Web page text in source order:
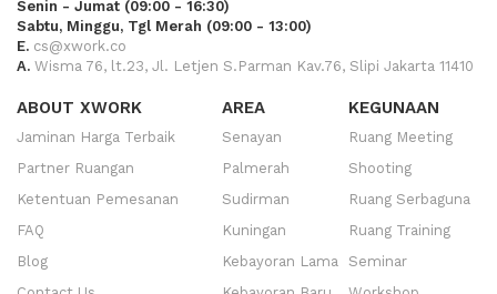
Senin - Jumat (09:00 - 16:30)
Sabtu, Minggu, Tgl Merah (09:00 - 13:00)
E. cs@xwork.co
A. Wisma 76, lt.23, Jl. Letjen S.Parman Kav.76, Slipi Jakarta 11410
ABOUT XWORK
Jaminan Harga Terbaik
Partner Ruangan
Ketentuan Pemesanan
FAQ
Blog
AREA
Senayan
Palmerah
Sudirman
Kuningan
Kebayoran Lama
KEGUNAAN
Ruang Meeting
Shooting
Ruang Serbaguna
Ruang Training
Seminar